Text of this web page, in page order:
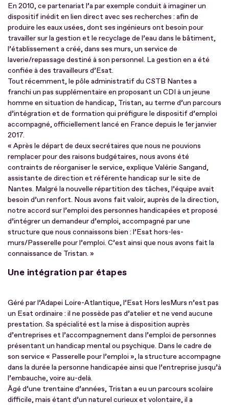
En 2010, ce partenariat l’a par exemple conduit à imaginer un
dispositif inédit en lien direct avec ses recherches : afin de
produire les eaux usées, dont ses ingénieurs ont besoin pour
travailler sur la gestion et le recyclage de l’eau dans le bâtiment,
l’établissement a créé, dans ses murs, un service de
laverie/repassage destiné à son personnel. La gestion en a été
confiée à des travailleurs d’Esat.
Tout récemment, le pôle administratif du CSTB Nantes a
franchi un pas supplémentaire en proposant un CDI à un jeune
homme en situation de handicap, Tristan, au terme d’un parcours
d’intégration et de formation qui préfigure le dispositif d’emploi
accompagné, officiellement lancé en France depuis le 1er janvier
2017.
« Après le départ de deux secrétaires que nous ne pouvions
remplacer pour des raisons budgétaires, nous avons été
contraints de réorganiser le service, explique Valérie Sangand,
assistante de direction et référente handicap sur le site de
Nantes. Malgré la nouvelle répartition des tâches, l’équipe avait
besoin d’un renfort. Nous avons fait valoir, auprès de la direction,
notre accord sur l’emploi des personnes handicapées et proposé
d’intégrer un demandeur d’emploi, accompagné par une
structure que nous connaissons bien : l’Esat hors-les-
murs/Passerelle pour l’emploi. C’est ainsi que nous avons fait la
connaissance de Tristan. »
Une intégration par étapes
Géré par l’Adapei Loire-Atlantique, l’Esat Hors lesMurs n’est pas
un Esat ordinaire : il ne possède pas d’atelier et ne vend aucune
prestation. Sa spécialité est la mise à disposition auprès
d’entreprises et l’accompagnement dans l’emploi de personnes
présentant un handicap mental ou psychique. Dans le cadre de
son service « Passerelle pour l’emploi », la structure accompagne
dans la durée la personne handicapée ainsi que l’entreprise jusqu’à
l’embauche, voire au-delà.
Âgé d’une trentaine d’années, Tristan a eu un parcours scolaire
difficile, mais étant d’un naturel curieux et volontaire, il a